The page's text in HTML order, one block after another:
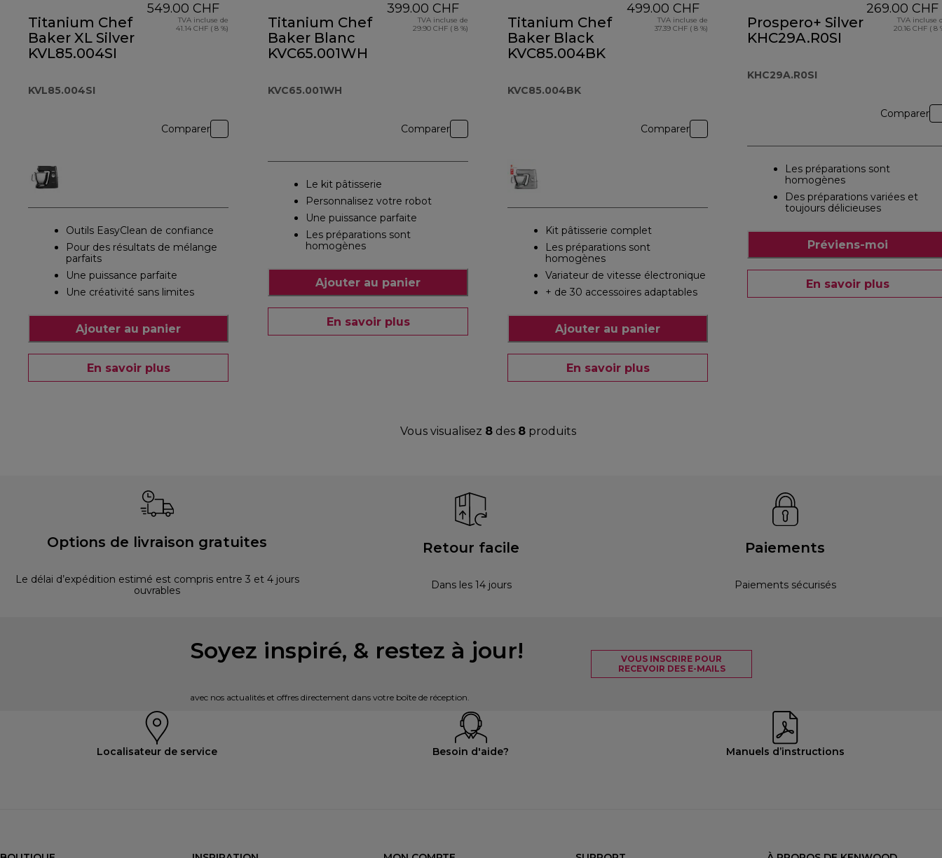
Titanium Chef
Baker XL Silver
KVL85.004SI
KVL85.004SI
549.00 CHF
TVA incluse de
41.14 CHF ( 8 %)
Comparer
Outils EasyClean de confiance
Pour des résultats de mélange
parfaits
Une puissance parfaite
Une créativité sans limites
Ajouter au panier
En savoir plus
Titanium Chef
Baker Blanc
KVC65.001WH
KVC65.001WH
399.00 CHF
TVA incluse de
29.90 CHF ( 8 %)
Comparer
Le kit pâtisserie
Personnalisez votre robot
Une puissance parfaite
Les préparations sont
homogènes
Ajouter au panier
En savoir plus
Titanium Chef
Baker Black
KVC85.004BK
KVC85.004BK
499.00 CHF
TVA incluse de
37.39 CHF ( 8 %)
Comparer
Kit pâtisserie complet
Les préparations sont
homogènes
Variateur de vitesse électronique
+ de 30 accessoires adaptables
Ajouter au panier
En savoir plus
Prospero+ Silver
KHC29A.R0SI
KHC29A.R0SI
269.00 CHF
TVA incluse
20.16 CHF ( 8
Comparer
Les préparations sont
homogènes
Des préparations variées et
toujours délicieuses
Préviens-moi
En savoir plus
Vous visualisez 8des 8produits
Options de livraison gratuites
Le délai d’expédition estimé est compris entre 3 et 4 jours
ouvrables
Retour facile
Dans les 14 jours
Paiements
Paiements sécurisés
Soyez inspiré, & restez à jour!
avec nos actualités et offres directement dans votre boîte de réception.
VOUS INSCRIRE POUR
RECEVOIR DES E-MAILS
Localisateur de service Besoin d'aide? Manuels d’instructions